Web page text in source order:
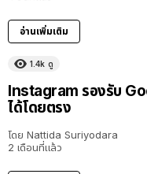
อ่านเพิ่มเติม
1.4k ดู
Instagram รองรับ
ได้โดยตรง
โดย Nattida Suriyodara
2 เดือนที่แล้ว